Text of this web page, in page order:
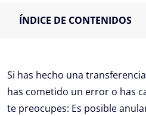
ÍNDICE DE CONTENIDOS
Si has hecho una
has cometido un error o has
te preocupes: Es posible